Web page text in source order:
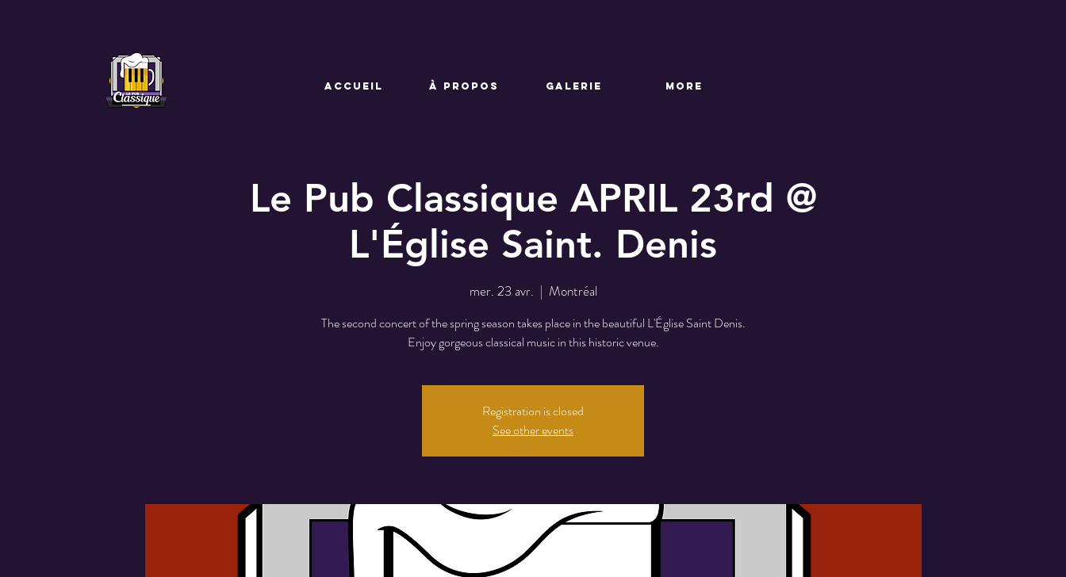
ACCUEIL À PROPOS GALERIE More
Le Pub Classique APRIL 23rd @
L'Église Saint. Denis
mer. 23 avr.
  |
Montréal
The second concert of the spring season takes place in the beautiful L'Église Saint Denis.
Enjoy gorgeous classical music in this historic venue.
Registration is closed
See other events